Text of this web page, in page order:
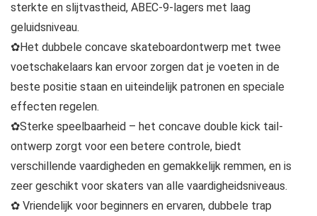
sterkte en slijtvastheid, ABEC-9-lagers met laag
geluidsniveau.
✿Het dubbele concave skateboardontwerp met twee
voetschakelaars kan ervoor zorgen dat je voeten in de
beste positie staan ​​en uiteindelijk patronen en speciale
effecten regelen.
✿Sterke speelbaarheid – het concave double kick tail-
ontwerp zorgt voor een betere controle, biedt
verschillende vaardigheden en gemakkelijk remmen, en is
zeer geschikt voor skaters van alle vaardigheidsniveaus.
✿ Vriendelijk voor beginners en ervaren, dubbele trap